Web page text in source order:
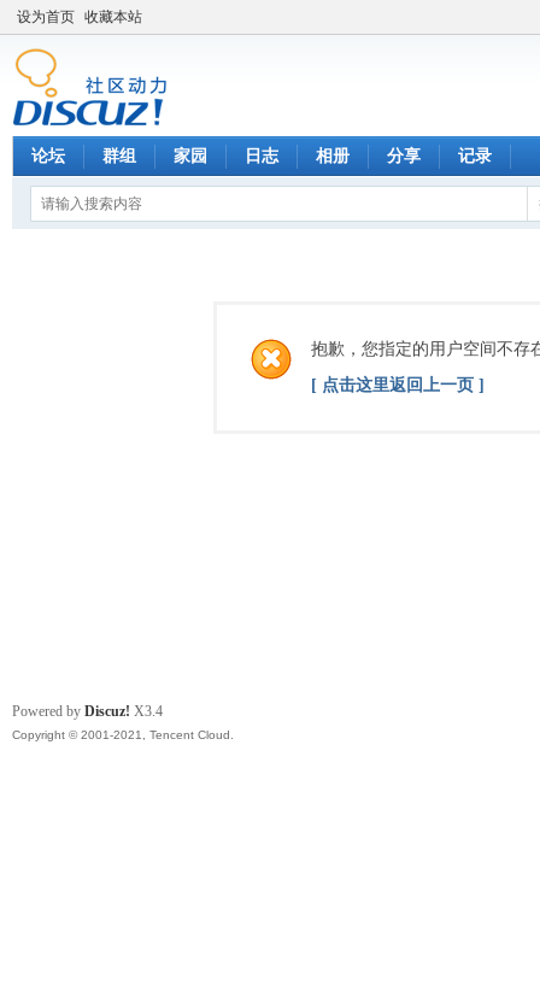
设为首页 收藏本站
论坛 群组 家园 日志 相册 分享 记录
抱歉，您指定的用户空间不存
[ 点击这里返回上一页 ]
Powered by Discuz! X3.4
Copyright © 2001-2021, Tencent Cloud.